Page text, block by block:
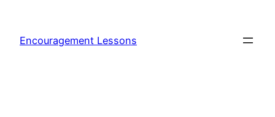
Encouragement Lessons